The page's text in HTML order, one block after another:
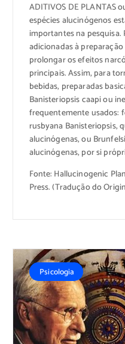
ADITIVOS DE PLANTAS
espécies alucinógenos
importantes na pesquisa.
adicionadas à
prolongar os efeitos
principais. Assim, para
bebidas, preparadas
Banisteriopsis caapi ou
frequentemente usados:
rusbyana Banisteriopsis,
alucinógenas, ou
alucinógenas, por si
Fonte: Hallucinogenic
Press. (Tradução do
Psicologia